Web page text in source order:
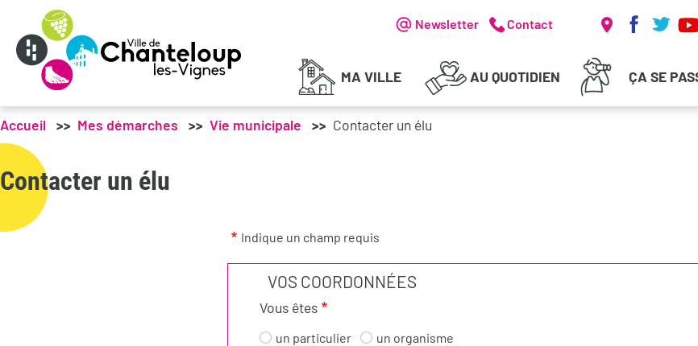
Header - Communication
Newsletter Contact Réseaux
Menu principal
MA VILLE AU QUOTIDIEN ÇA SE
Accueil Mes démarches Vie municipale Contacter un élu
Contacter un élu
Indique un champ requis
VOS COORDONNÉES
Vous êtes
un particulier
un organisme